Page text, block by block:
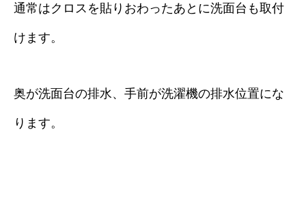
通常はクロスを貼りおわったあとに洗面台も取付
けます。
奥が洗面台の排水、手前が洗濯機の排水位置にな
ります。